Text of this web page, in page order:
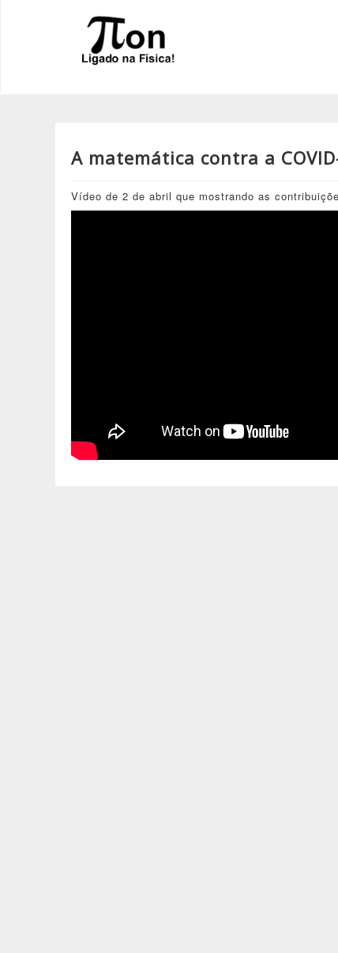
A matemática contra a
Vídeo de 2 de abril que mostrando as